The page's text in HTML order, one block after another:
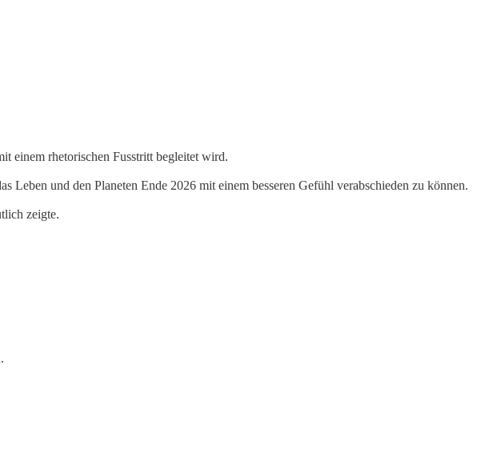
einem rhetorischen Fusstritt begleitet wird.
und den Planeten Ende 2026 mit einem besseren Gefühl verabschieden zu können.
zeigte.